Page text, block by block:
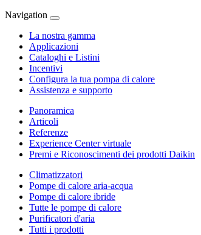
Navigation
La nostra gamma
Applicazioni
Cataloghi e Listini
Incentivi
Configura la tua pompa di calore
Assistenza e supporto
Panoramica
Articoli
Referenze
Experience Center virtuale
Premi e Riconoscimenti dei prodotti Daikin
Climatizzatori
Pompe di calore aria-acqua
Pompe di calore ibride
Tutte le pompe di calore
Purificatori d'aria
Tutti i prodotti